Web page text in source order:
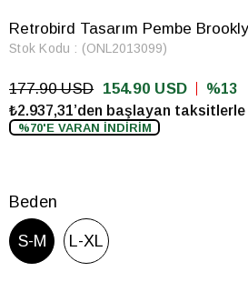
Retrobird Tasarım Pembe
Stok Kodu (ONL2013099)
177.90 USD 154.90 USD
13
₺2.937,31’den başlayan taksitlerle
%70'E VARAN İNDİRİM
Beden
S-M L-XL